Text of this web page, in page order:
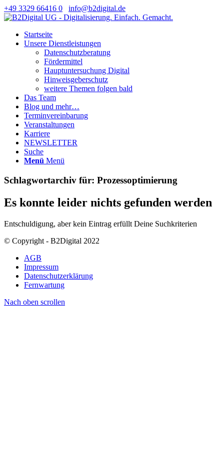
+49 3329 66416 0 info@b2digital.de
Startseite
Unsere Dienstleistungen
Datenschutzberatung
Fördermittel
Hauptuntersuchung Digital
Hinweisgeberschutz
weitere Themen folgen bald
Das Team
Blog und mehr…
Terminvereinbarung
Veranstaltungen
Karriere
NEWSLETTER
Suche
Menü Menü
Schlagwortarchiv für: Prozessoptimierung
Es konnte leider nichts gefunden werden
Entschuldigung, aber kein Eintrag erfüllt Deine Suchkriterien
© Copyright - B2Digital 2022
AGB
Impressum
Datenschutzerklärung
Fernwartung
Nach oben scrollen